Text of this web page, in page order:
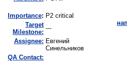
mportance: P2 critical
Target
Milestone:
---
Assignee: Евгений
Синельников
QA Contact: